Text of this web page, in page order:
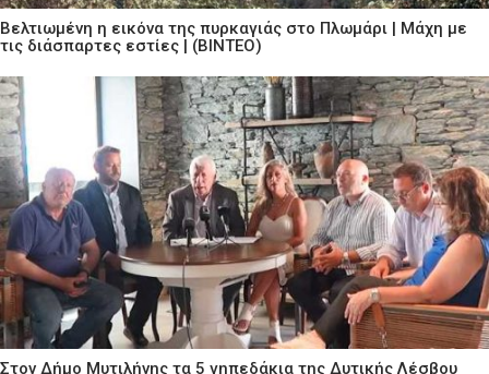
Βελτιωμένη η εικόνα της πυρκαγιάς στο Πλωμάρι | Μάχη με
τις διάσπαρτες εστίες | (ΒΙΝΤΕΟ)
Στον Δήμο Μυτιλήνης τα 5 γηπεδάκια της Δυτικής Λέσβου